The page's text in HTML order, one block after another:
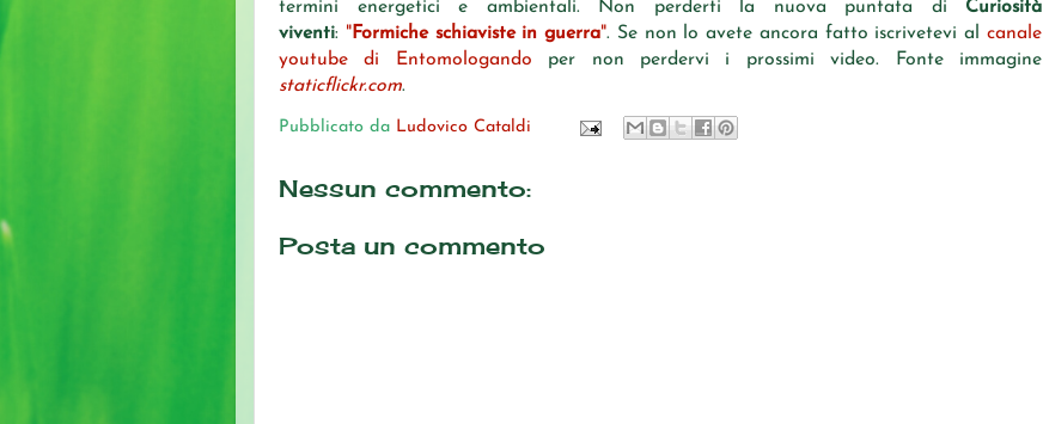
termini energetici e ambientali. Non perderti la nuova puntata di Curiosità
viventi: "Formiche schiaviste in guerra". Se non lo avete ancora fatto iscrivetevi alcanale
youtube di Entomologando per non perdervi i prossimi video. Fonte immagine
staticflickr.com.
Pubblicato da Ludovico Cataldi
Nessun commento:
Posta un commento